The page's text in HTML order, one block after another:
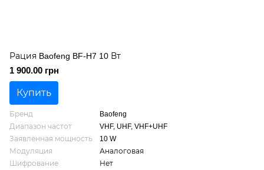
Рация Baofeng BF-H7 10 Вт
1 900.00 грн
Купить
Бренд
Baofeng
Диапазон частот
VHF, UHF, VHF+UHF
Заявленная мощность
10 W
Модуляция
Аналоговая
Шифрование
Нет